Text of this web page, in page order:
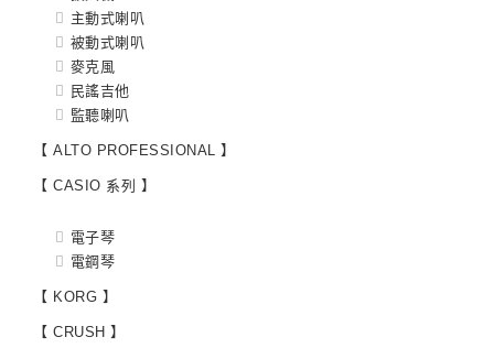
主動式喇叭
被動式喇叭
麥克風
民謠吉他
監聽喇叭
【 ALTO PROFESSIONAL 】
【 CASIO 系列 】
電子琴
電鋼琴
【 KORG 】
【 CRUSH 】